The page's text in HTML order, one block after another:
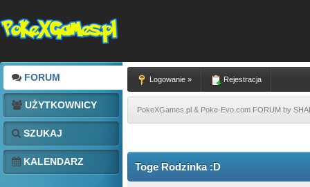
FORUM
UŻYTKOWNICY
SZUKAJ
KALENDARZ
Logowanie » Rejestracja
PokeXGames.pl & Poke-Evo.com FORUM by
Toge Rodzinka :D